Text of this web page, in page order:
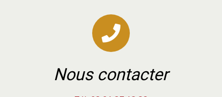
Nous contacter